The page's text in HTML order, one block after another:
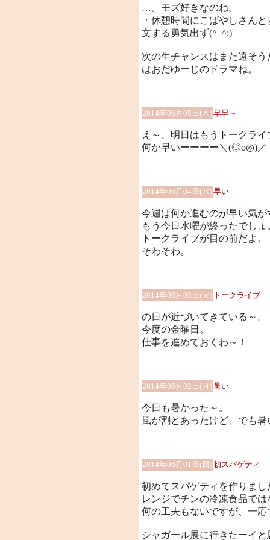
…。モズ好きなのね。
・休憩時間にこばやしさん
文する勇気出ず(^_^;)
次の生チャンスはまた遠そ
はおだゆーじのドラマね。
2014年06月05日(木)早早～
え～、明日はもうトークラ
何か早いーーーー＼(◎o◎)／
2014年06月04日(水)早い
今週は何か進むのが早い気が
もう今日水曜が終ったでしょ
トークライブが目の前だよ。
そわそわ。
2014年06月03日(火) トークライブ
の日が近づいてきている～。
今度の金曜日。
仕事を進めておくわ～！
2014年06月02日(月)暑い
今日も暑かった～。
風が割とあったけど、でも
2014年06月01日(日)初スパゲティ
初めてスパゲティを作りま
レンジでチンの冷凍食品で
何の工夫もないですが、一
シャガール展に行きたーイ